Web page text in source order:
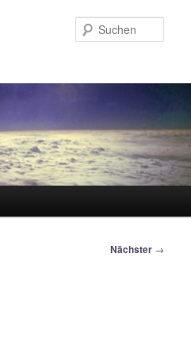
Nächster →